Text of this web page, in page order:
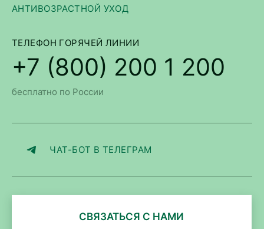
АНТИВОЗРАСТНОЙ УХОД
ТЕЛЕФОН ГОРЯЧЕЙ ЛИНИИ
+7 (800) 200 1 200
бесплатно по России
ЧАТ-БОТ В ТЕЛЕГРАМ
СВЯЗАТЬСЯ С НАМИ